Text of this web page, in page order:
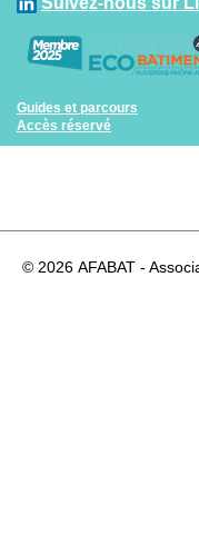
Guides et parcours
Accès réservé
© 2026 AFABAT -